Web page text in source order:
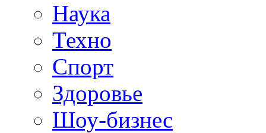
Наука
Техно
Спорт
Здоровье
Шоу-бизнес